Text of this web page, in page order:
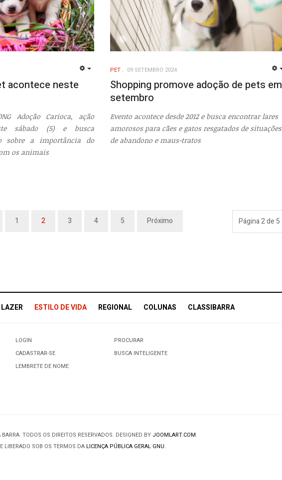
acontece neste
Adoção Carioca, ação
sábado (5) e busca
sobre a importância do
os animais
PET 09 SETEMBRO 2024
Shopping promove adoção de pets em
setembro
Evento acontece desde 2012 e busca encontrar lares
amorosos para cães e gatos resgatados de situações
de abandono e maus-tratos
Página 2 de 5
1 2 3 4 5 Próximo
ESTILO DE VIDA REGIONAL COLUNAS CLASSIBARRA
LOGIN
CADASTRAR-SE
LEMBRETE DE NOME
PROCURAR
BUSCA INTELIGENTE
TODOS OS DIREITOS RESERVADOS. DESIGNED BY JOOMLART.COM.
LIBERADO SOB OS TERMOS DA LICENÇA PÚBLICA GERAL GNU.